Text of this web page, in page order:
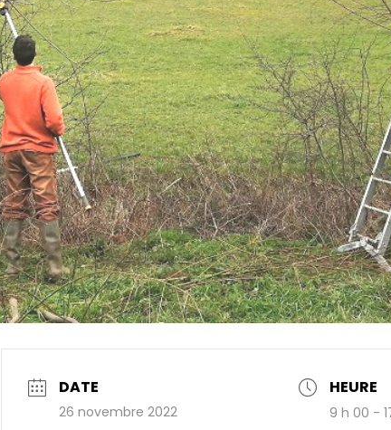
DATE
26 novembre 2022
HEURE
9 h 00 -